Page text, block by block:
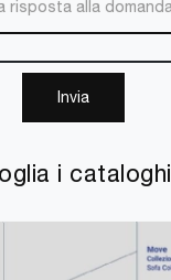
i cataloghi
Invia